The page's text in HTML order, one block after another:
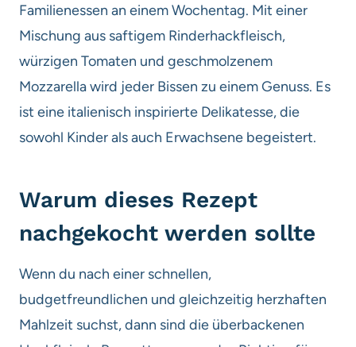
Familienessen an einem Wochentag. Mit einer
Mischung aus saftigem Rinderhackfleisch,
würzigen Tomaten und geschmolzenem
Mozzarella wird jeder Bissen zu einem Genuss. Es
ist eine italienisch inspirierte Delikatesse, die
sowohl Kinder als auch Erwachsene begeistert.
Warum dieses Rezept
nachgekocht werden sollte
Wenn du nach einer schnellen,
budgetfreundlichen und gleichzeitig herzhaften
Mahlzeit suchst, dann sind die überbackenen